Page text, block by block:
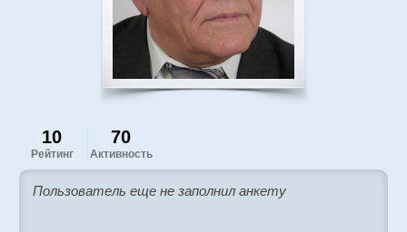
10
Рейтинг
70
Активность
Пользователь еще не заполнил анкету